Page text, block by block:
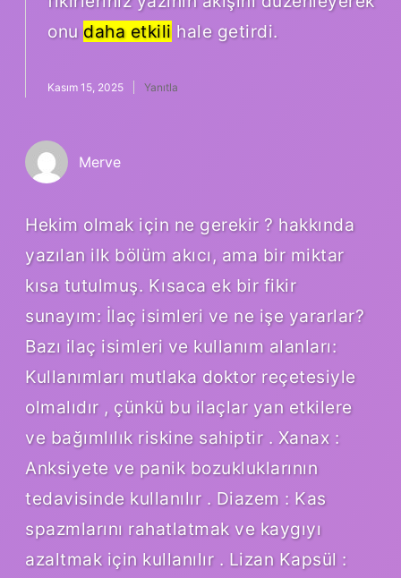
onu daha etkili hale getirdi.
Kasım 15, 2025 Yanıtla
Merve
Hekim olmak için ne gerekir ? hakkında
yazılan ilk bölüm akıcı, ama bir miktar
kısa tutulmuş. Kısaca ek bir fikir
sunayım: İlaç isimleri ve ne işe yararlar?
Bazı ilaç isimleri ve kullanım alanları:
Kullanımları mutlaka doktor reçetesiyle
olmalıdır , çünkü bu ilaçlar yan etkilere
ve bağımlılık riskine sahiptir . Xanax :
Anksiyete ve panik bozukluklarının
tedavisinde kullanılır . Diazem : Kas
spazmlarını rahatlatmak ve kaygıyı
azaltmak için kullanılır . Lizan Kapsül :